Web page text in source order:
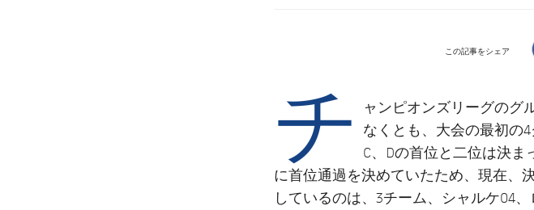
この記事をシェア
チ
ャンピオンズリーグのグ
なくとも、大会の最初の
C、Dの首位と二位は決
に首位通過を決めていたため、現在、
しているのは、3チーム、シャルケ04、